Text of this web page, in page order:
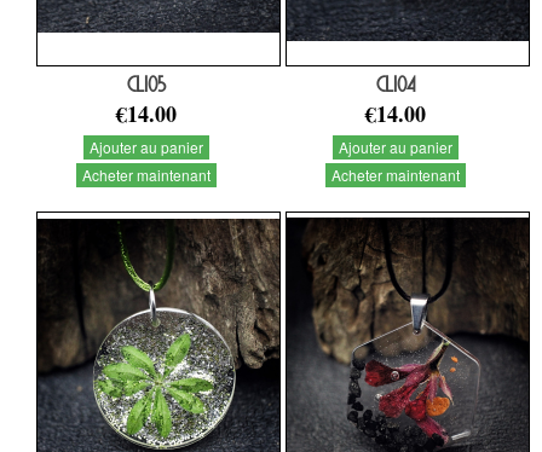
CL105
€14.00
Ajouter au panier
Acheter maintenant
CL104
€14.00
Ajouter au panier
Acheter maintenant